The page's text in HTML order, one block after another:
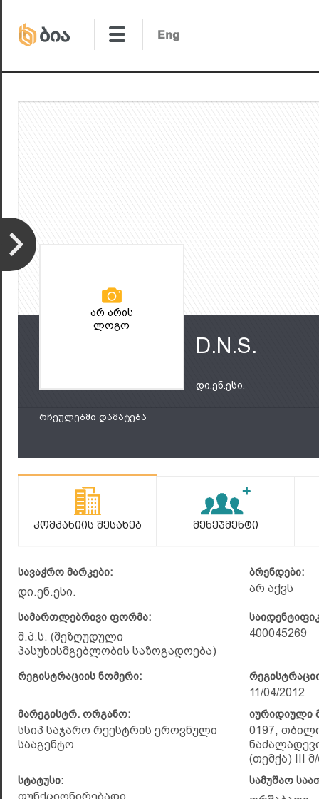
არ არის
ლოგო
D.N.S.
დი.ენ.ესი.
რჩეულებში დამატება
Კომპანიის Შესახებ Მენეჯმენტი
სავაჭრო მარკები:
დი.ენ.ესი.
ბრენდები:
არ აქვს
სამართლებრივი ფორმა:
შ.პ.ს. (შეზღუდული
პასუხისმგებლობის საზოგადოება)
400045269
რეგისტრაციის ნომერი:
11/04/2012
მარეგისტრ. ორგანო:
სსიპ საჯარო რეესტრის ეროვნული
სააგენტო
იურიდიული
0197,
(თემქა) III
სტატუსი: სამუშაო